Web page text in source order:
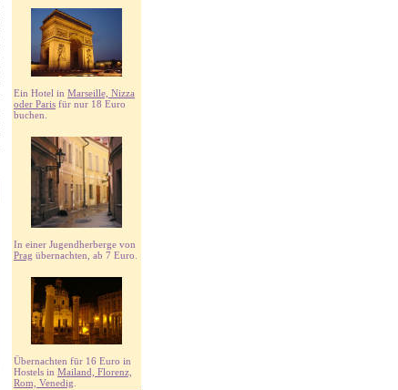
Ein Hotel in Marseille, Nizza
oder Paris für nur 18 Euro
buchen.
In einer Jugendherberge von
Prag übernachten, ab 7 Euro.
Übernachten für 16 Euro in
Hostels in Mailand, Florenz,
Rom, Venedig